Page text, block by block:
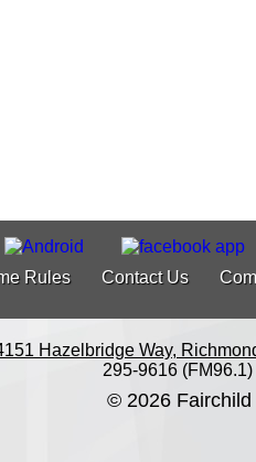
Rules Contact Us
Hazelbridge Way,
295-9616 (FM96.1)
© 2026 Fairchild